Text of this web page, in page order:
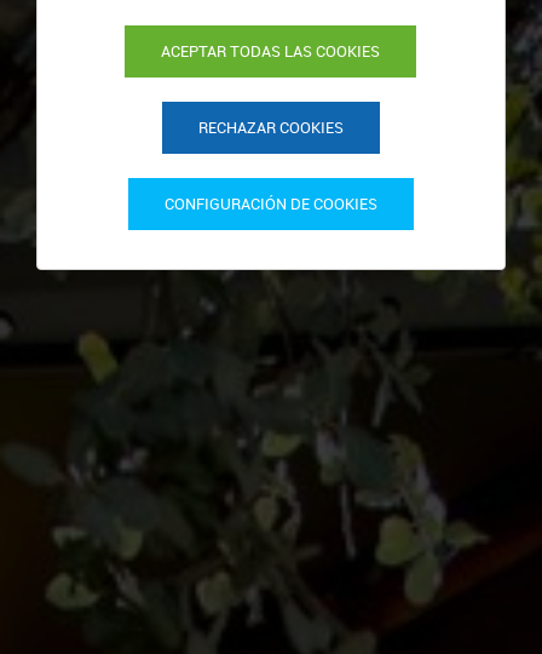
ACEPTAR TODAS LAS COOKIES
RECHAZAR COOKIES
CONFIGURACIÓN DE COOKIES